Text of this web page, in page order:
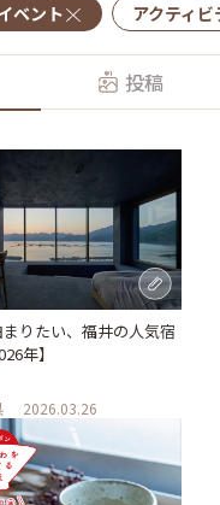
ベント アクティ
投稿
りたい、福井の人気宿
年】
2026.03.26